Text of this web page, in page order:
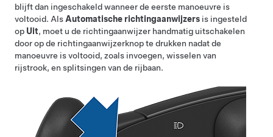
blijft dan ingeschakeld wanneer de eerste manoeuvre is
voltooid. Als Automatische richtingaanwijzers is ingesteld
op Uit, moet u de richtingaanwijzer handmatig uitschakelen
door op de richtingaanwijzerknop te drukken nadat de
manoeuvre is voltooid, zoals invoegen, wisselen van
rijstrook, en splitsingen van de rijbaan.